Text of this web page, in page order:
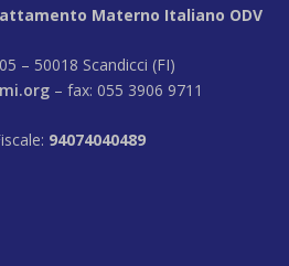
Materno Italiano ODV
– 50018 Scandicci (FI)
– fax: 055 3906 9711
94074040489